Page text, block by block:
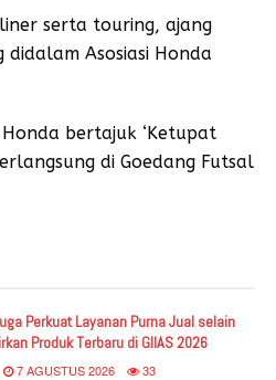
serta touring, ajang
Asosiasi Honda
bertajuk ‘Ketupat
di Goedang Futsal
Perkuat Layanan Purna Jual selain
Produk Terbaru di GIIAS 2026
7 AGUSTUS 2026 33